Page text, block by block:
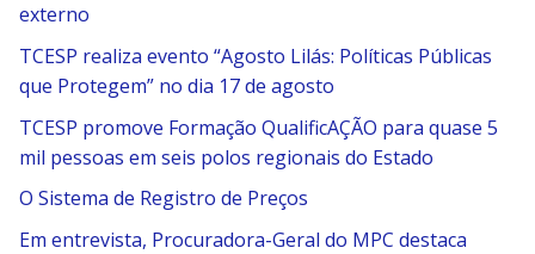
externo
TCESP realiza evento “Agosto Lilás: Políticas Públicas
que Protegem” no dia 17 de agosto
TCESP promove Formação QualificAÇÃO para quase 5
mil pessoas em seis polos regionais do Estado
O Sistema de Registro de Preços
Em entrevista, Procuradora-Geral do MPC destaca